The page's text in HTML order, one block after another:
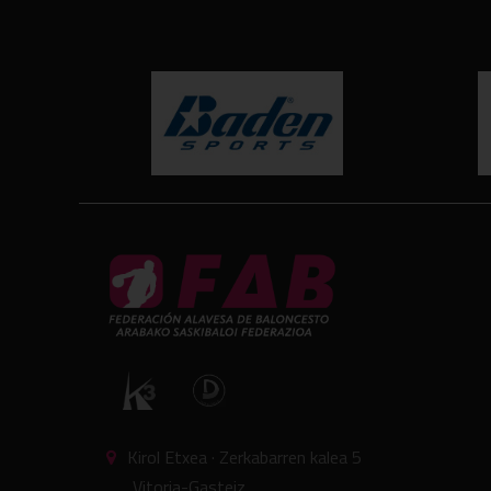
Kirol Etxea · Zerkabarren kalea 5